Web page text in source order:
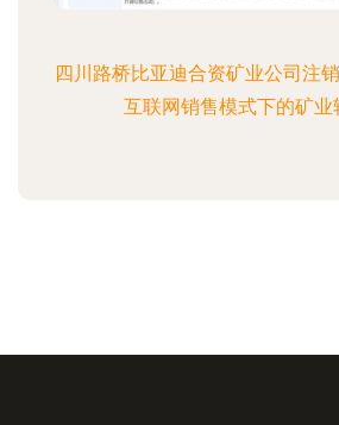
四川路桥比亚迪合资矿业公司注
互联网销售模式下的矿业